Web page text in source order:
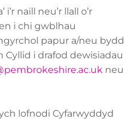
naill neu’r llall o’r
i chi gwblhau
papur a/neu bydd
Cyllid i drafod dewisiadau
neu
lofnodi Cyfarwyddyd